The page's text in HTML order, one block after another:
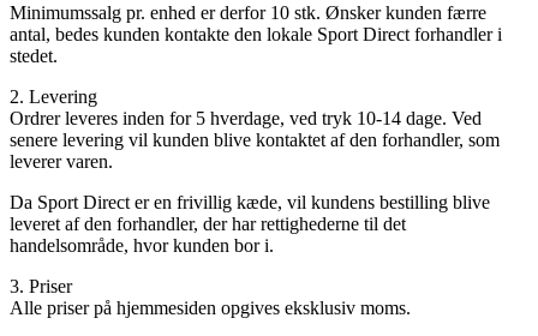
Minimumssalg pr. enhed er derfor 10 stk. Ønsker kunden færre
antal, bedes kunden kontakte den lokale Sport Direct forhandler i
stedet.
2. Levering
Ordrer leveres inden for 5 hverdage, ved tryk 10-14 dage. Ved
senere levering vil kunden blive kontaktet af den forhandler, som
leverer varen.
Da Sport Direct er en frivillig kæde, vil kundens bestilling blive
leveret af den forhandler, der har rettighederne til det
handelsområde, hvor kunden bor i.
3. Priser
Alle priser på hjemmesiden opgives eksklusiv moms.